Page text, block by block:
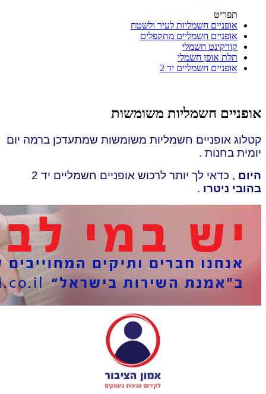
תפריט
אופניים חשמליות לעיר ולשטח
אופניים חשמליים מתקפלים
קורקינט חשמלי
תלת אופן חשמלי
אופניים חשמליים יד 2
אופניים חשמליות משומשות
קטלוג אופניים חשמליות משומשות שמתעדכן ברמה יום
יומית בחנות .
היום , כדאי לך יותר לרכוש אופניים חשמליים יד 2
בהובי ניטרו .